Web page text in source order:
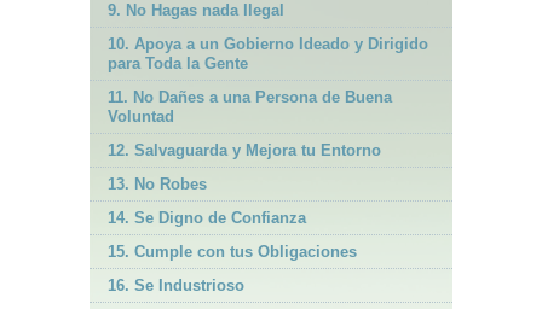
9. No Hagas nada Ilegal
10. Apoya a un Gobierno Ideado y Dirigido
para Toda la Gente
11. No Dañes a una Persona de Buena
Voluntad
12. Salvaguarda y Mejora tu Entorno
13. No Robes
14. Se Digno de Confianza
15. Cumple con tus Obligaciones
16. Se Industrioso